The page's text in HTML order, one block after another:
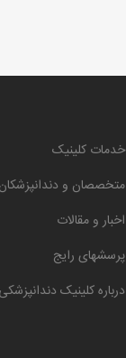
خدمات کلینیک
متخصصان و دندانپزشکان
اخبار و مقالات
پرسشهای رایج
درباره کلینیک